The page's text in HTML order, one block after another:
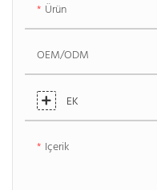
Ürün
OEM/ODM
EK
Içerik